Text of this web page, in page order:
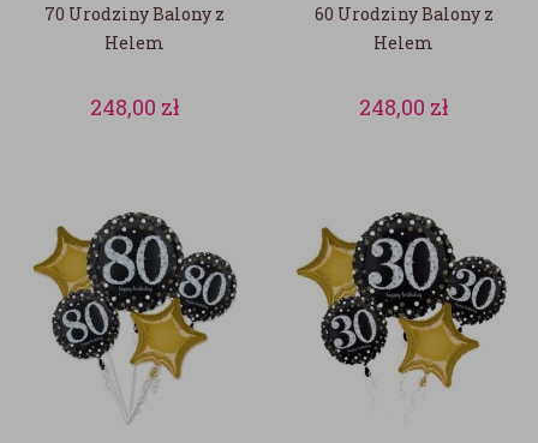
70 Urodziny Balony z
Helem
248,00 zł
60 Urodziny Balony z
Helem
248,00 zł